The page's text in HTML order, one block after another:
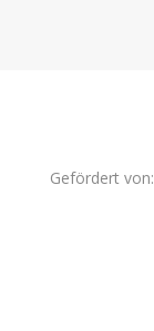
Gefördert von: